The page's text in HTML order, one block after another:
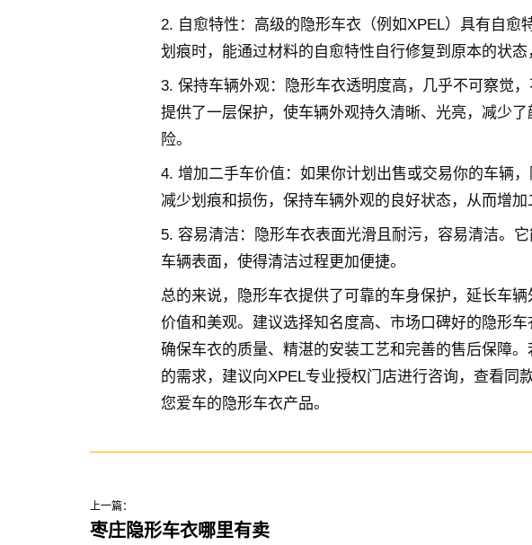
2. 自愈特性：高级的隐形车衣（例如XPEL）具有自愈
划痕时，能通过材料的自愈特性自行修复到原本的状态
3. 保持车辆外观：隐形车衣透明度高，几乎不可察觉
提供了一层保护，使车辆外观持久清晰、光亮，减少
险。
4. 增加二手车价值：如果你计划出售或交易你的车辆，
减少划痕和损伤，保持车辆外观的良好状态，从而增加
5. 容易清洁：隐形车衣表面光滑且耐污，容易清洁。
车辆表面，使得清洁过程更加便捷。
总的来说，隐形车衣提供了可靠的车身保护，延长车
价值和美观。建议选择知名度高、市场口碑好的隐形
确保车衣的质量、精湛的安装工艺和完善的售后保障
的需求，建议向XPEL专业授权门店进行咨询，查看同
您爱车的隐形车衣产品。
上一篇：
枣庄隐形车衣哪里有卖